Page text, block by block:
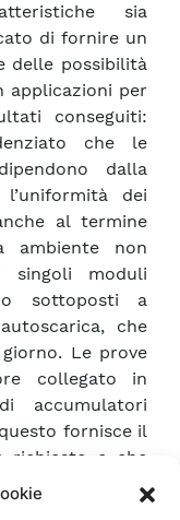
sia
di fornire un
delle possibilità
applicazioni per
conseguiti:
che le
dalla
dei
al termine
ambiente non
singoli moduli
sottoposti a
che
Le prove
collegato in
accumulatori
fornisce il
richiesto e che
temperatura
particolari